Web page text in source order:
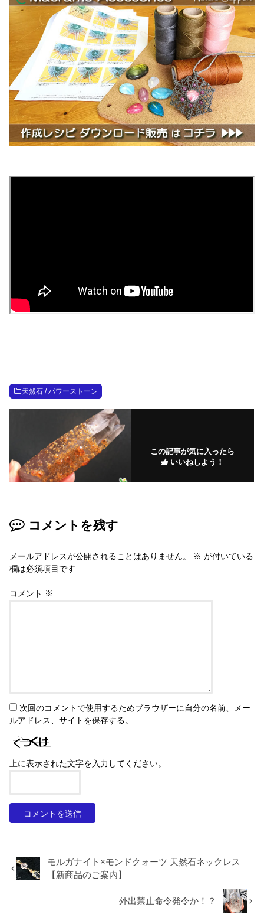
天然石 / パワーストーン
この記事が気に入ったら
いいねしよう！
コメントを残す
メールアドレスが公開されることはありません。 ※ が付いている
欄は必須項目です
コメント ※
次回のコメントで使用するためブラウザーに自分の名前、メー
ルアドレス、サイトを保存する。
上に表示された文字を入力してください。
モルガナイト×モンドクォーツ 天然石ネックレス
【新商品のご案内】
外出禁止命令発令か！？